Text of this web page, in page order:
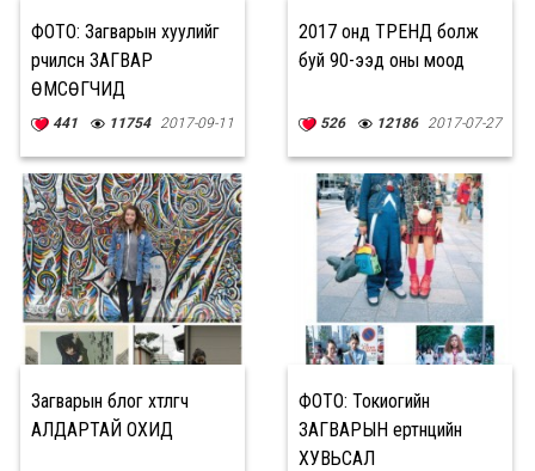
ФОТО: Загварын хуулийг
өөрчилсөн ЗАГВАР
ӨМСӨГЧИД
441 11754 2017-09-11
2017 онд ТРЕНД болж
буй 90-ээд оны моод
526 12186 2017-07-27
Загварын блог хөтлөгч
АЛДАРТАЙ ОХИД
ФОТО: Токиогийн
ЗАГВАРЫН ертөнцийн
ХУВЬСАЛ